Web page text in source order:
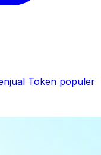
Token populer